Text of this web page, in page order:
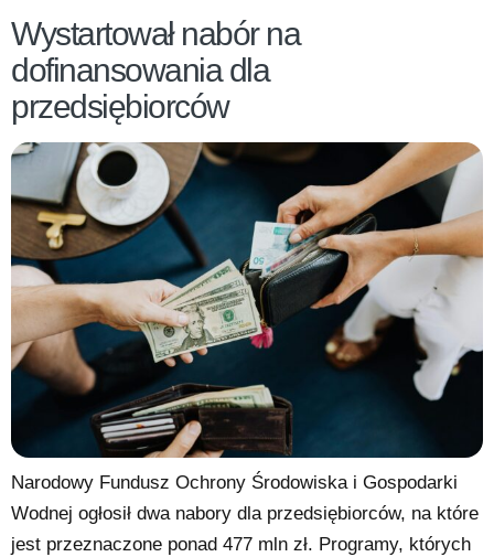
Wystartował nabór na
dofinansowania dla
przedsiębiorców
Narodowy Fundusz Ochrony Środowiska i Gospodarki
Wodnej ogłosił dwa nabory dla przedsiębiorców, na które
jest przeznaczone ponad 477 mln zł. Programy, których